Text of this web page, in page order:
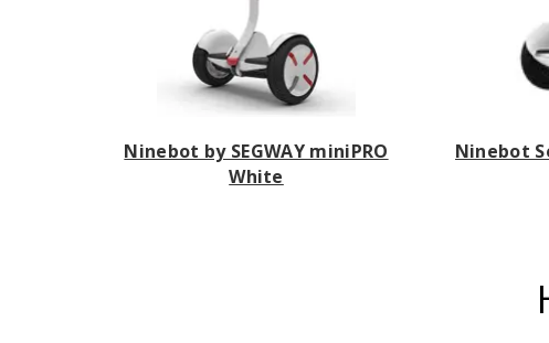
Ninebot by SEGWAY miniPRO
White
Ninebot